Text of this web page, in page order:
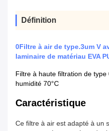
Définition
0Filtre à air de type.3um V
laminaire de matériau EVA
Filtre à haute filtration de type
humidité 70°C
Caractéristique
Ce filtre à air est adapté à un